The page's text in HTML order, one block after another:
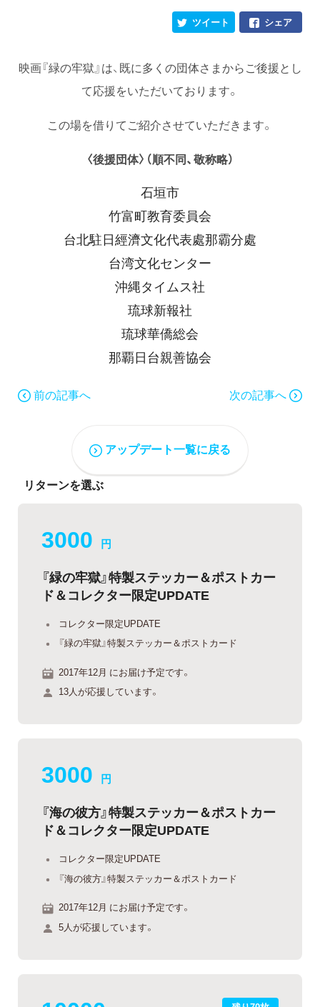
シェア
ツイート
映画『緑の牢獄』は、既に多くの団体さまからご後援とし
て応援をいただいております。
この場を借りてご紹介させていただきます。
〈後援団体〉（順不同、敬称略）
石垣市
竹富町教育委員会
台北駐日經濟文化代表處那霸分處
台湾文化センター
沖縄タイムス社
琉球新報社
琉球華僑総会
那覇日台親善協会
前の記事へ 次の記事へ
アップデート一覧に戻る
リターンを選ぶ
3000 円
『緑の牢獄』特製ステッカー＆ポストカー
ド＆コレクター限定UPDATE
コレクター限定UPDATE
『緑の牢獄』特製ステッカー＆ポストカード
2017年12月 にお届け予定です。
13人が応援しています。
3000 円
『海の彼方』特製ステッカー＆ポストカー
ド＆コレクター限定UPDATE
コレクター限定UPDATE
『海の彼方』特製ステッカー＆ポストカード
2017年12月 にお届け予定です。
5人が応援しています。